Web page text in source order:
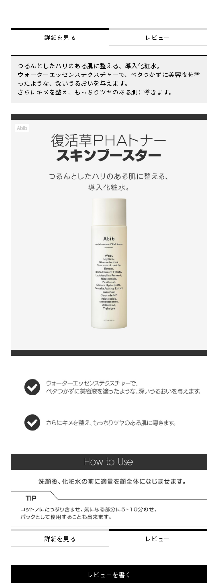
キス、エチルヘキシルグリセリン、アンザンジュエキス、アデノシ
ン、乳酸桿菌発酵液、エチルヘキサン酸セチル、ＥＤＴＡ－２Ｎａ、
ポリクオタニウム－５１、スクワラン、水添レシチン、トリ（カプリ
ル酸／カプリン酸）グリセリル、デキストリン、カカオエキス、トコ
フェロール、パンテノール、ヒアルロン酸Ｎａ、バクチオール、エ
クトイン、トレハロース、ワサビノキ種子油、セラミドＮＰ、フィト
スフィンゴシン、オクチルドデカノール、ラウリン酸ポリグリセリル
－１０、ホスファチジルコリン、アシアチコシド、アシアチン酸、マ
皮膚科専門医等にご相談されることをおすすめします。
（1）使用中、赤味、はれ、かゆみ、刺激、白抜け(白斑等)、黒ずみ
（2）使用したお肌に、直射日光があたって上記のような異常があら
われた場合。
傷やはれもの、湿疹等、異常のある部位にはお使いにならないでくだ
さい。
乳幼児の手の届く場所、直射日光の当たる場所、高温多湿または極度
に低温になる場所には置かないでください。
詳細を見る レビュー
つるんとしたハリのある肌に整える、導入化粧水。
ウォーターエッセンステクスチャーで、ベタつかずに美容液を塗
ったような、深いうるおいを与えます。
さらにキメを整え、もっちりツヤのある肌に導きます。
詳細を見る レビュー
レビューを書く